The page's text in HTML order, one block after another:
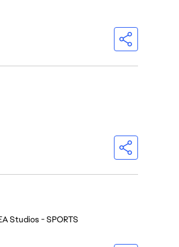
Studios - SPORTS